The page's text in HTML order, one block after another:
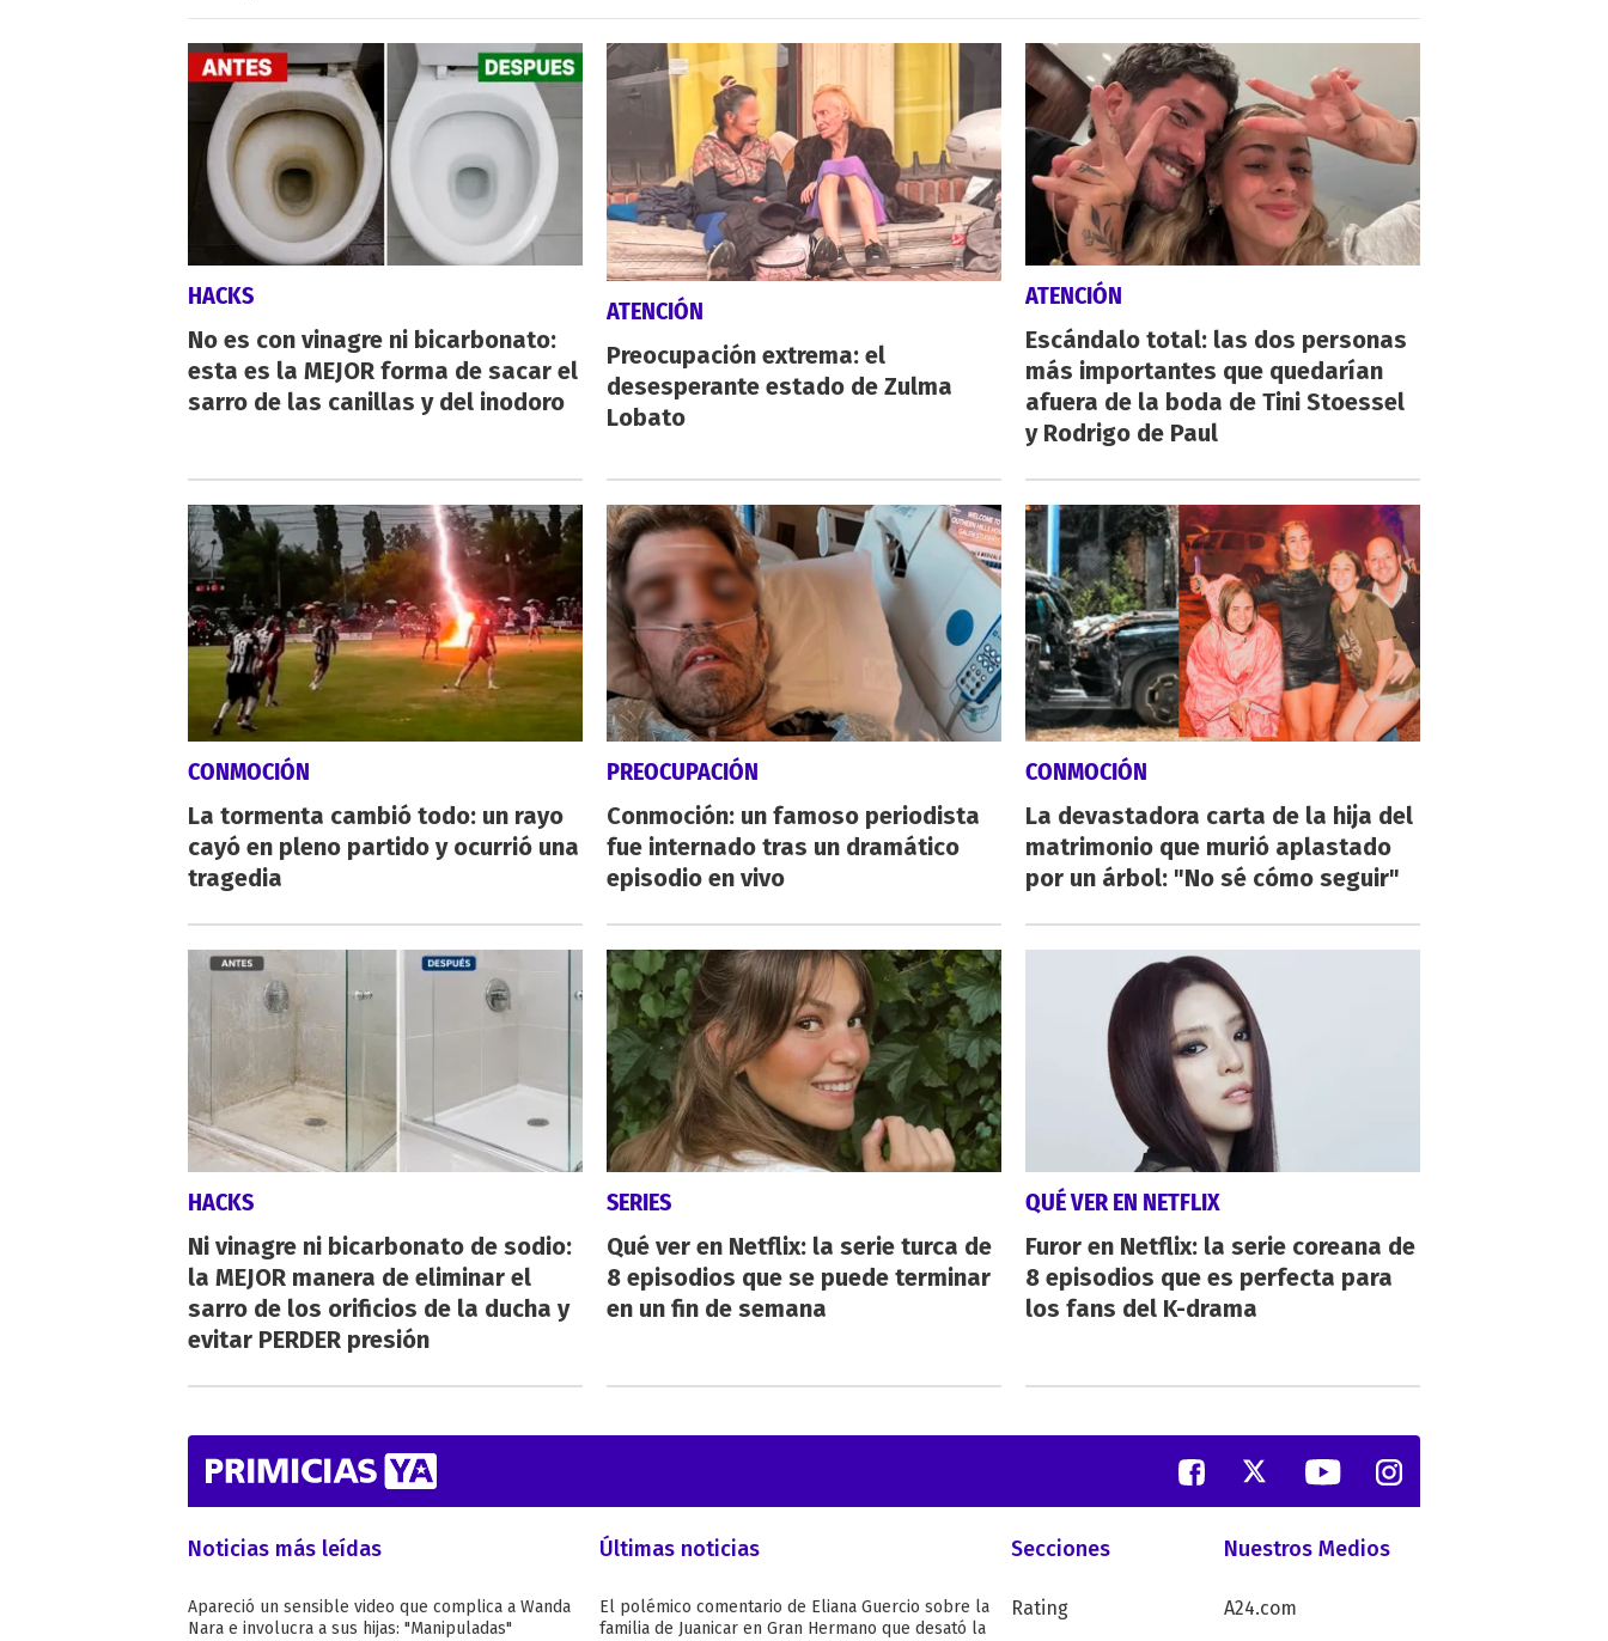
HACKS
No es con vinagre ni bicarbonato:
esta es la MEJOR forma de sacar el
sarro de las canillas y del inodoro
ATENCIÓN
Preocupación extrema: el
desesperante estado de Zulma
Lobato
ATENCIÓN
Escándalo total: las dos personas
más importantes que quedarían
afuera de la boda de Tini Stoessel
y Rodrigo de Paul
CONMOCIÓN
La tormenta cambió todo: un rayo
cayó en pleno partido y ocurrió una
tragedia
PREOCUPACIÓN
Conmoción: un famoso periodista
fue internado tras un dramático
episodio en vivo
CONMOCIÓN
La devastadora carta de la hija del
matrimonio que murió aplastado
por un árbol: "No sé cómo seguir"
HACKS
Ni vinagre ni bicarbonato de sodio:
la MEJOR manera de eliminar el
sarro de los orificios de la ducha y
evitar PERDER presión
SERIES
Qué ver en Netflix: la serie turca de
8 episodios que se puede terminar
en un fin de semana
QUÉ VER EN NETFLIX
Furor en Netflix: la serie coreana de
8 episodios que es perfecta para
los fans del K-drama
Noticias más leídas
Apareció un sensible video que complica a Wanda
Nara e involucra a sus hijas: "Manipuladas"
Últimas noticias
El polémico comentario de Eliana Guercio sobre la
familia de Juanicar en Gran Hermano que desató la
Secciones
Rating
Nuestros Medios
A24.com